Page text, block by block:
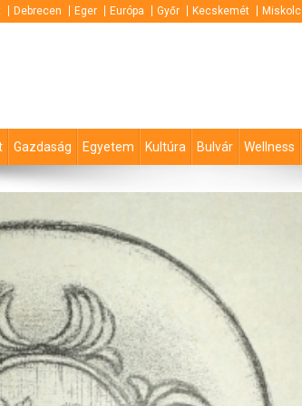
Debrecen Eger Európa Győr Kecskemét Miskolc
Gazdaság Egyetem Kultúra Bulvár Wellness